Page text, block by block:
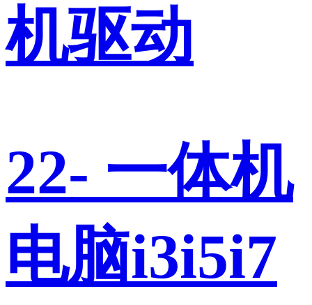
机驱动
22- 一体机
电脑i3i5i7